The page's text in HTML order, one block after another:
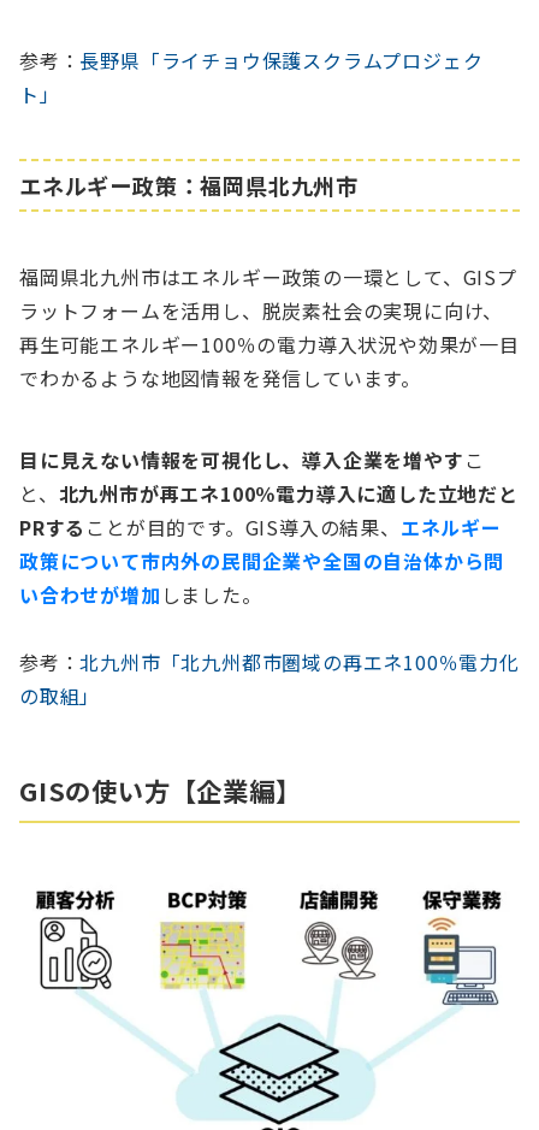
参考： 長野県「ライチョウ保護スクラムプロジェク
ト」
エネルギー政策：福岡県北九州市
福岡県北九州市はエネルギー政策の一環として、GISプ
ラットフォームを活用し、脱炭素社会の実現に向け、
再生可能エネルギー100％の電力導入状況や効果が一目
でわかるような地図情報を発信しています。
目に見えない情報を可視化し、導入企業を増やす こ
と、 北九州市が再エネ100％電力導入に適した立地だと
PRする ことが目的です。GIS導入の結果、 エネルギー
政策について市内外の民間企業や全国の自治体から問
い合わせが増加 しました。
参考：北九州市「北九州都市圏域の再エネ100％電力化
の取組」
GISの使い方【企業編】